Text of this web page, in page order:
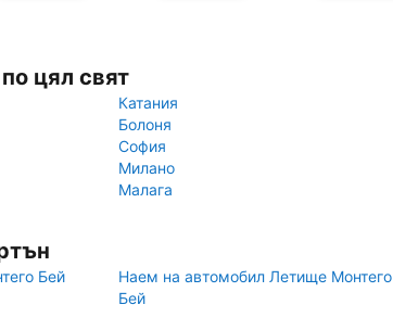
цял свят
Катания
Болоня
София
Милано
Малага
Бей
Наем на автомобил Летище Монтего
Бей